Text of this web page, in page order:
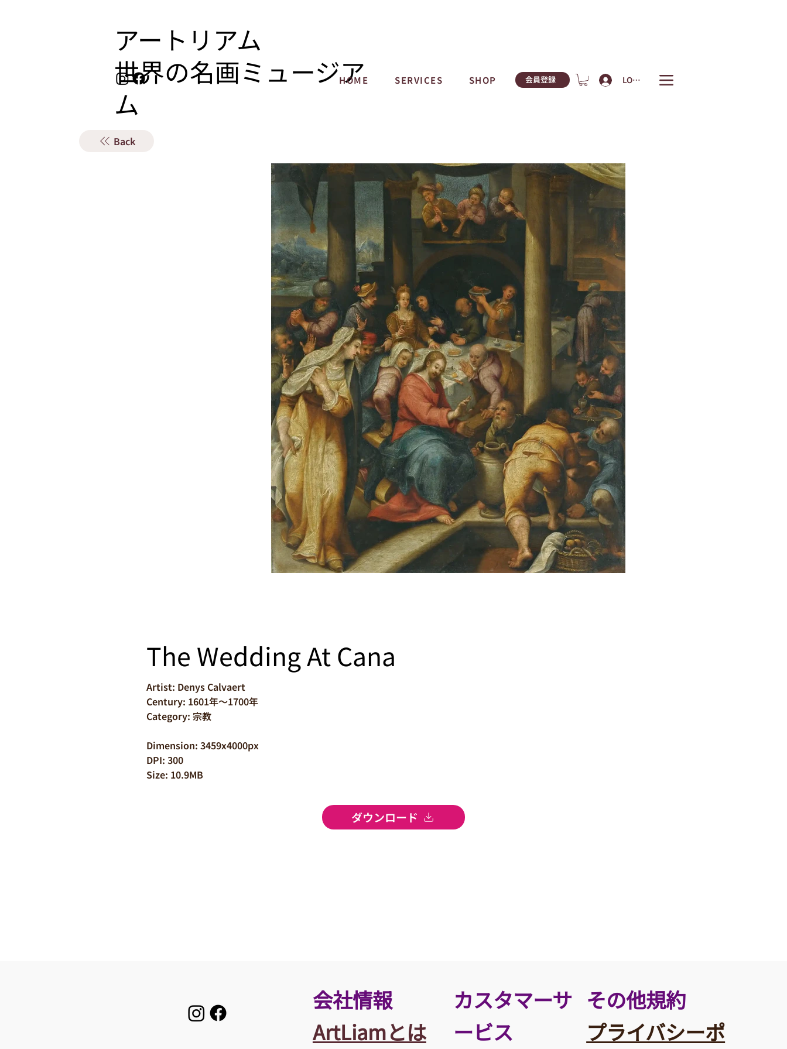
アートリアム
​世界の名画ミュージア
ム
HOME SERVICES SHOP 会員登録 LOGIN
Back
The Wedding At Cana
Artist: Denys Calvaert
Century: 1601年～1700年
Category: 宗教
Dimension: 3459x4000px
DPI: 300
Size: 10.9MB
ダウンロード
​会社情報
ArtLiamとは
カスタマーサ
ービス
その他規約
プライバシーポ